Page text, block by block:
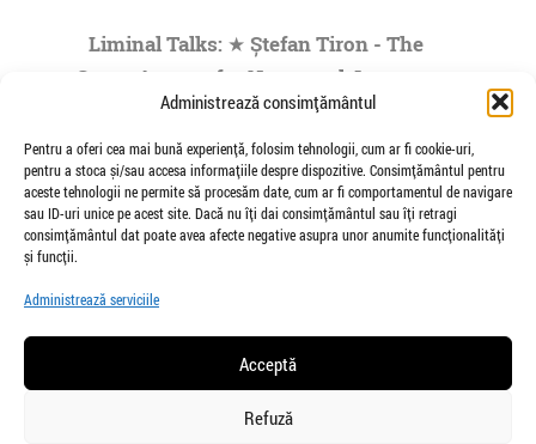
Administrează consimțământul
Pentru a oferi cea mai bună experiență, folosim tehnologii, cum ar fi cookie-uri,
pentru a stoca și/sau accesa informațiile despre dispozitive. Consimțământul pentru
aceste tehnologii ne permite să procesăm date, cum ar fi comportamentul de navigare
sau ID-uri unice pe acest site. Dacă nu îți dai consimțământul sau îți retragi
consimțământul dat poate avea afecte negative asupra unor anumite funcționalități
și funcții.
Administrează serviciile
Acceptă
Refuză
Liminal Talks: ★ Ștefan Tiron - The
Space Agency for Nocturnal Journeys
to the Origins of the Universe- by
Modulab @POINT
de Veioza Arte
Stefan Tiron is an artist living and working
between Bucharest and Berlin. He is the founder